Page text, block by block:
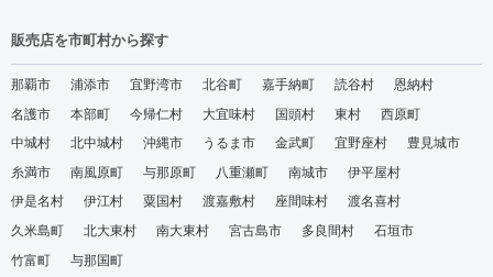
販売店を市町村から探す
那覇市 浦添市 宜野湾市 北谷町 嘉手納町 読谷村
恩納村
名護市
本部町 今帰仁村 大宜味村 国頭村 東村
西原町
中城村
北中城村 沖縄市 うるま市 金武町 宜野座村
豊見城市
糸満市
南風原町 与那原町 八重瀬町 南城市
伊平屋村
伊是名村
伊江村 粟国村 渡嘉敷村 座間味村
渡名喜村
久米島町
北大東村 南大東村 宮古島市 多良間村
石垣市
竹富町
与那国町